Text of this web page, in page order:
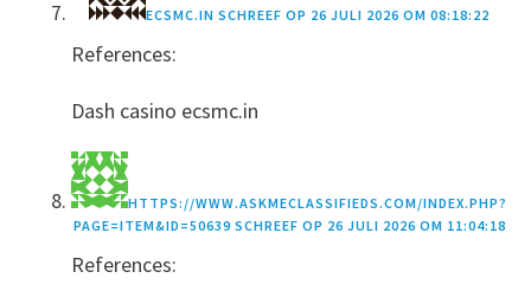
ECSMC.IN SCHREEF OP 26 JULI 2026 OM 08:18:22
References:
Dash casino ecsmc.in
HTTPS://WWW.ASKMECLASSIFIEDS.COM/INDEX.PHP?
PAGE=ITEM&ID=50639 SCHREEF OP 26 JULI 2026 OM 11:04:18
References: